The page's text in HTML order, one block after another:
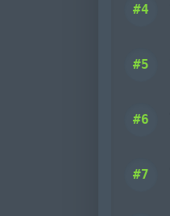
#4
#5
#6
#7